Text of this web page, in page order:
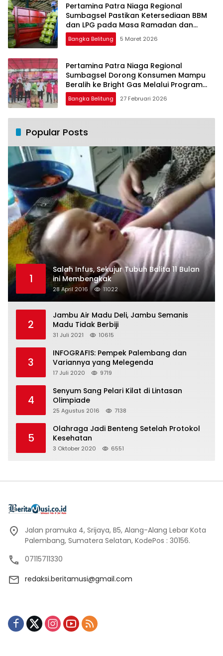
Pertamina Patra Niaga Regional
Sumbagsel Pastikan Ketersediaan BBM
dan LPG pada Masa Ramadan dan
Menjelang Idulfitri
Bangka Belitung 5 Maret 2026
Pertamina Patra Niaga Regional
Sumbagsel Dorong Konsumen Mampu
Beralih ke Bright Gas Melalui Program
Trade In di Belitung Timur
Bangka Belitung 27 Februari 2026
Popular Posts
1
Salah Infus, Sekujur Tubuh Balita 11 Bulan
ini Membengkak
28 April 2016 11022
2
Jambu Air Madu Deli, Jambu Semanis
Madu Tidak Berbiji
31 Juli 2021 10615
3
INFOGRAFIS: Pempek Palembang dan
Variannya yang Melegenda
17 Juli 2020 9719
4
Senyum Sang Pelari Kilat di Lintasan
Olimpiade
25 Agustus 2016 7138
5
Olahraga Jadi Benteng Setelah Protokol
Kesehatan
3 Oktober 2020 6551
Jalan pramuka 4, Srijaya, B5, Alang-Alang Lebar Kota
Palembang, Sumatera Selatan, KodePos : 30156.
07115711330
redaksi.beritamusi@gmail.com